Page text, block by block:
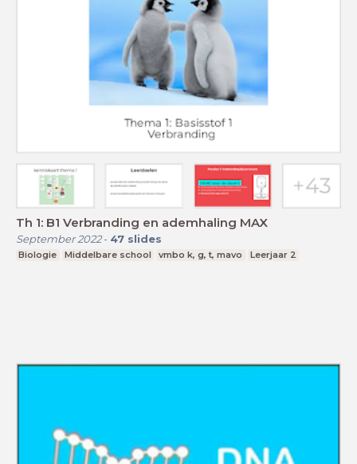
Th 1: B1 Verbranding en ademhaling MAX
September 2022- 47 slides
Biologie Middelbare school vmbo k, g, t, mavo Leerjaar 2